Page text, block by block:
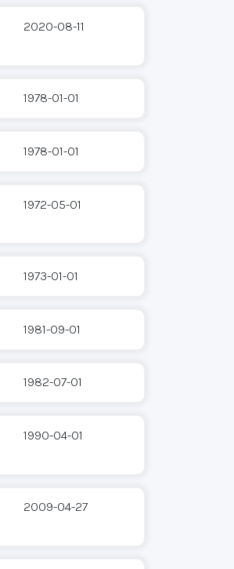
2020-08-11
1978-01-01
1978-01-01
1972-05-01
1973-01-01
1981-09-01
1982-07-01
1990-04-01
2009-04-27